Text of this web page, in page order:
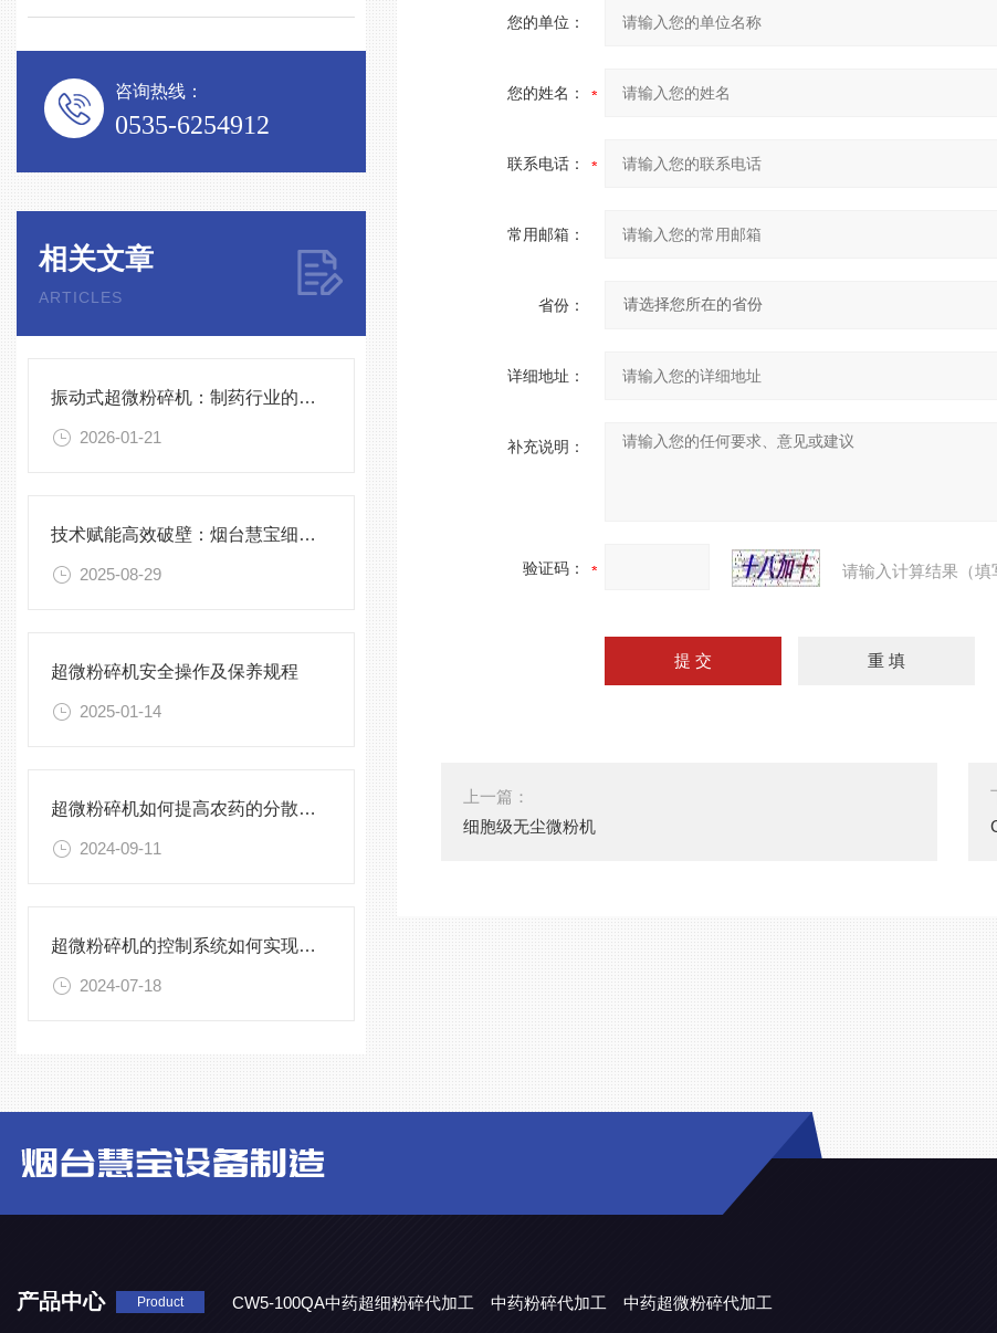
咨询热线：
0535-6254912
相关文章
ARTICLES
振动式超微粉碎机：制药行业的革新力量
2026-01-21
技术赋能高效破壁：烟台慧宝细胞破壁机的创新与应用
2025-08-29
超微粉碎机安全操作及保养规程
2025-01-14
超微粉碎机如何提高农药的分散性、悬浮性和附着性？
2024-09-11
超微粉碎机的控制系统如何实现自动化操作和监控？
2024-07-18
您的单位：
您的姓名：
联系电话：
常用邮箱：
省份：
详细地址：
补充说明：
验证码： 请输入计算结果（
上一篇：
细胞级无尘微粉机
产品中心 Product CW5-100QA中药超细粉碎代加工 中药粉碎代加工
中药超微粉碎代加工